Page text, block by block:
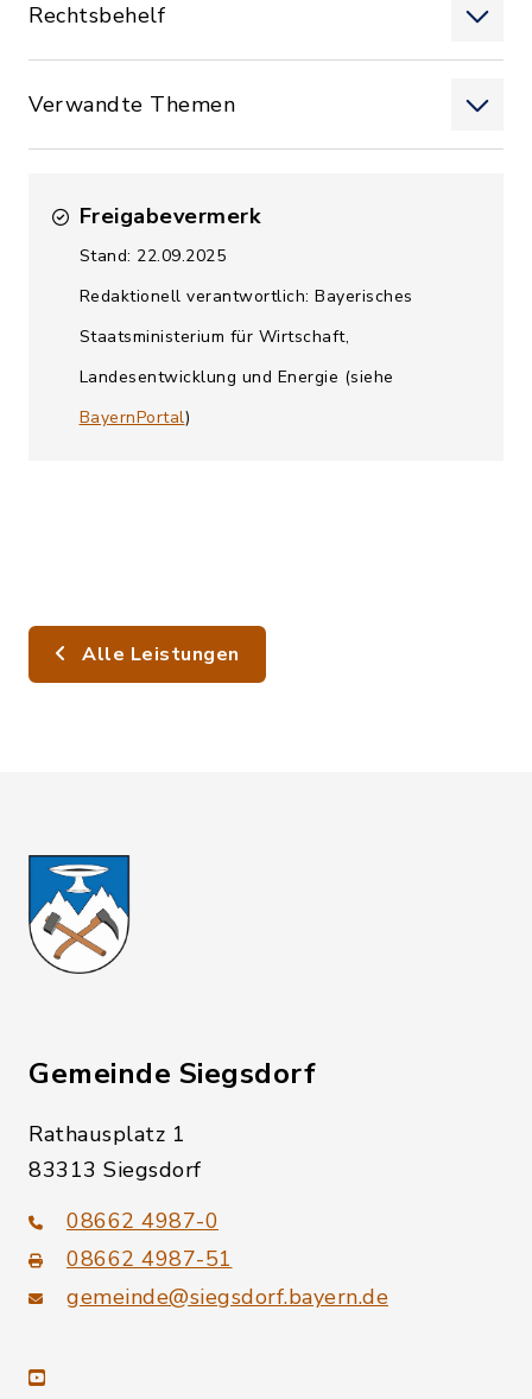
Rechtsbehelf
Verwandte Themen
Freigabevermerk
Stand: 22.09.2025
Redaktionell verantwortlich: Bayerisches
Staatsministerium für Wirtschaft,
Landesentwicklung und Energie (siehe
BayernPortal)
Alle Leistungen
Gemeinde Siegsdorf
Rathausplatz 1
83313 Siegsdorf
08662 4987-0
08662 4987-51
gemeinde@siegsdorf.bayern.de
youtube